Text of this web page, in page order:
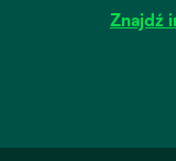
Znajdź
new